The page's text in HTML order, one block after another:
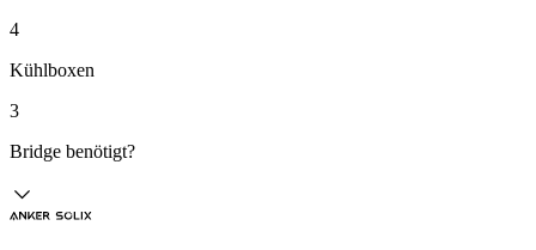
4
Kühlboxen
3
Bridge benötigt?